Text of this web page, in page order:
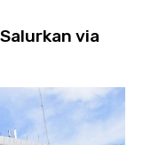
via